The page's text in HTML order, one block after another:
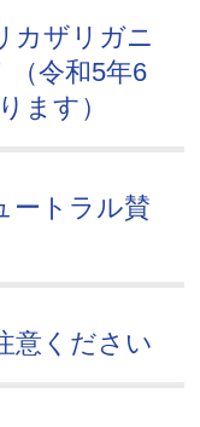
カザリガニ
（令和5年6
ます）
ートラル賛
意ください